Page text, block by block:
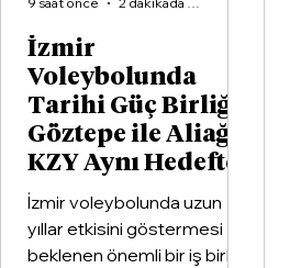
İzmir
Voleybolunda
Tarihi Güç Birliği:
Göztepe ile Aliağa
KZY Aynı Hedefte
İzmir voleybolunda uzun
yıllar etkisini göstermesi
beklenen önemli bir iş birliği